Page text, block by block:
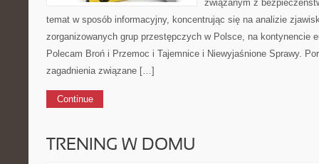
związanym z
temat w sposób informacyjny, koncentrując się na analizie
zorganizowanych grup przestępczych w Polsce, na kontynencie
Polecam Broń i Przemoc i Tajemnice i Niewyjaśnione Sprawy.
zagadnienia związane […]
Continue
TRENING W DOMU